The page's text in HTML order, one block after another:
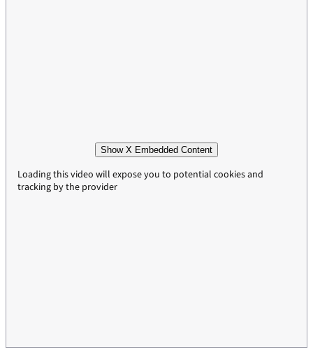
Show X Embedded Content
Loading this video will expose you to potential cookies and
tracking by the provider